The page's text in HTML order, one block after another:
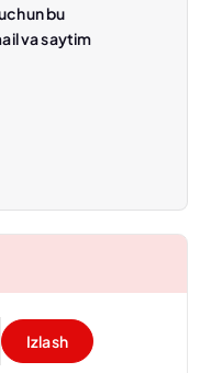
bu
va saytim